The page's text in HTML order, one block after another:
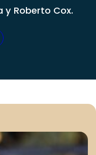
y Roberto Cox.